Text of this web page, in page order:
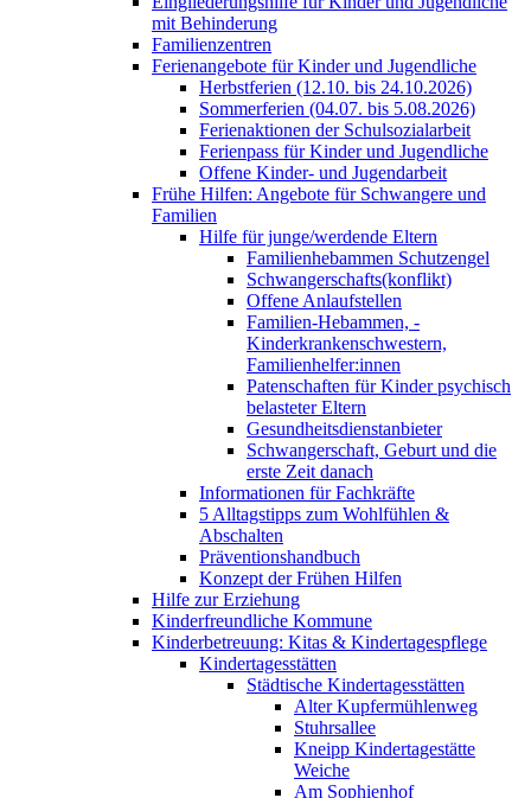
mit Behinderung
Familienzentren
Ferienangebote für Kinder und Jugendliche
Herbstferien (12.10. bis 24.10.2026)
Sommerferien (04.07. bis 5.08.2026)
Ferienaktionen der Schulsozialarbeit
Ferienpass für Kinder und Jugendliche
Offene Kinder- und Jugendarbeit
Frühe Hilfen: Angebote für Schwangere und
Familien
Hilfe für junge/werdende Eltern
Familienhebammen Schutzengel
Schwangerschafts(konflikt)
Offene Anlaufstellen
Familien-Hebammen, -
Kinderkrankenschwestern,
Familienhelfer:innen
Patenschaften für Kinder psychisch
belasteter Eltern
Gesundheitsdienstanbieter
Schwangerschaft, Geburt und die
erste Zeit danach
Informationen für Fachkräfte
5 Alltagstipps zum Wohlfühlen &
Abschalten
Präventionshandbuch
Konzept der Frühen Hilfen
Hilfe zur Erziehung
Kinderfreundliche Kommune
Kinderbetreuung: Kitas & Kindertagespflege
Kindertagesstätten
Städtische Kindertagesstätten
Alter Kupfermühlenweg
Stuhrsallee
Kneipp Kindertagestätte
Weiche
Am Sophienhof